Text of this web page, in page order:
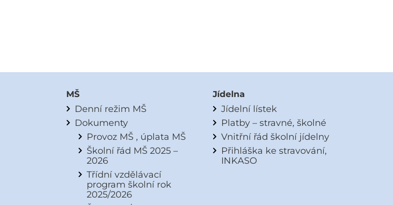
MŠ
Denní režim MŠ
Dokumenty
Provoz MŠ , úplata MŠ
Školní řád MŠ 2025 –
2026
Třídní vzdělávací
program školní rok
2025/2026
Jídelna
Jídelní lístek
Platby – stravné, školné
Vnitřní řád školní jídelny
Přihláška ke stravování,
INKASO